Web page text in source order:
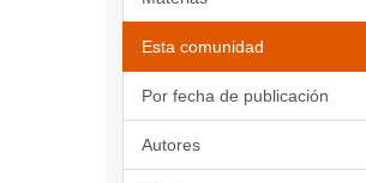
Esta comunidad
Por fecha de publicación
Autores